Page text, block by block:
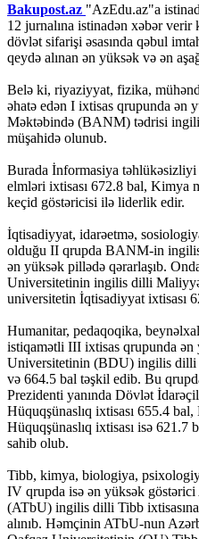
Bakupost.az "AzEdu.az"a
12 jurnalına istinadən xəbər
dövlət sifarişi əsasında qəbul
qeydə alınan ən yüksək və ən
Belə ki, riyaziyyat, fizika,
əhatə edən I ixtisas qrupunda ən
Məktəbində (BANM) tədrisi
müşahidə olunub.
Burada İnformasiya
elmləri ixtisası 672.8 bal, Kimya
keçid göstəricisi ilə liderlik edir.
İqtisadiyyat, idarəetmə,
olduğu II qrupda BANM-in
ən yüksək pillədə qərarlaşıb.
Universitetinin ingilis dilli
universitetin İqtisadiyyat ixtisası
Humanitar, pedaqoqika,
istiqamətli III ixtisas qrupunda ən
Universitetinin (BDU) ingilis dilli
və 664.5 bal təşkil edib. Bu
Prezidenti yanında Dövlət
Hüquqşünaslıq ixtisası 655.4
Hüquqşünaslıq ixtisası isə
sahib olub.
Tibb, kimya, biologiya,
IV qrupda isə ən yüksək
(ATbU) ingilis dilli Tibb
alınıb. Həmçinin ATbU-nun